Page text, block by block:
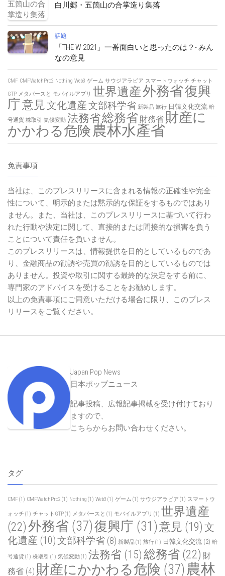
白川郷・五箇山の合掌造り集落
話題
「THE W 2021」一番面白いと思ったのは？- みん
なの意見
CMF CMFWatchPro2 Nothing Web3 ゲーム サウジアラビア スマートウォッチ チャット
GTP メタバースと モバイルアプリ 世界遺産外務省復興
庁意見文化遺産文部科学省 新製品 旅行 日韓文化交流 暗
号通貨 株取引 気候変動 法務省総務省 財務省 財産に
かかわる危険農林水產省
免責事項
当社は、このプレスリリースに含まれる情報の正確性や完全
性について、明示的または黙示的な保証をするものではあり
ません。また、当社は、このプレスリリースに基づいて行わ
れた行動や決定に関して、直接的または間接的な損害を負う
ことについて責任を負いません。
このプレスリリースは、情報提供を目的としているものであ
り、金融商品の勧誘や売買の勧誘を目的としているものでは
ありません。投資や取引に関する最終的な決定をする前に、
専門家のアドバイスを受けることをお勧めします。
以上の免責事項にご同意いただける場合に限り、このプレス
リリースをご覧ください。
Japan Pop News
日本ポップニュース
記事投稿、広報記事掲載を受け付けており
ますので、
こちらからお問い合わせください。
タグ
CMF (1) CMFWatchPro2 (1) Nothing (1) Web3 (1) ゲーム (1) サウジアラビア (1) スマートウ
ォッチ (1) チャットGTP(1) メタバースと (1) モバイルアプリ (1) 世界遺産
(22)外務省 (37)復興庁 (31)意見 (19) 文
化遺産 (10)文部科学省 (8) 新製品(1) 旅行(1) 日韓文化交流 (2) 暗
号通貨(1) 株取引 (1) 気候変動(1) 法務省 (15) 総務省 (22) 財
務省 (4) 財産にかかわる危険 (37) 農林